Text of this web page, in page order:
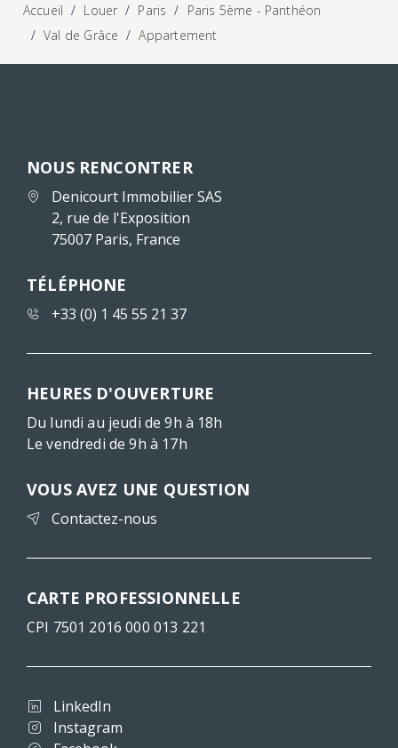
Accueil Louer Paris
Paris 5ème - Panthéon
Val de Grâce
Appartement
NOUS RENCONTRER
Denicourt Immobilier SAS
2, rue de l'Exposition
75007 Paris, France
TÉLÉPHONE
+33 (0) 1 45 55 21 37
HEURES D'OUVERTURE
Du lundi au jeudi de 9h à 18h
Le vendredi de 9h à 17h
VOUS AVEZ UNE QUESTION
Contactez-nous
CARTE PROFESSIONNELLE
CPI 7501 2016 000 013 221
LinkedIn
Instagram